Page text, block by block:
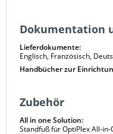
Dokumentation
Lieferdokumente:
Englisch, Französisch,
Handbücher zur
Zubehör
All in one Solution:
Standfuß für OptiPlex All-in-